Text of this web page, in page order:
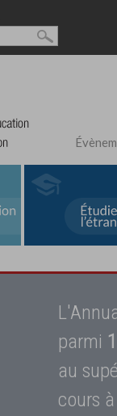
parmi
au
cours